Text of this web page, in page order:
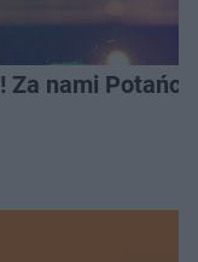
nami